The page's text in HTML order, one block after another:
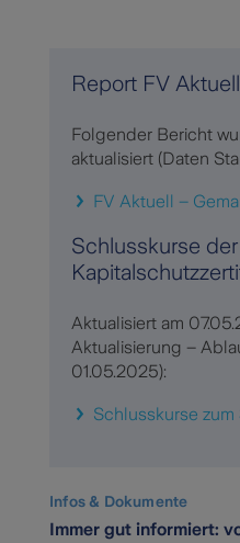
Report FV Aktuell
Folgender Bericht
aktualisiert (Daten
FV Aktuell –
Schlusskurse der
Aktualisiert am
Aktualisierung –
01.05.2025):
Schlusskurse
Infos & Dokumente
Immer gut informiert: